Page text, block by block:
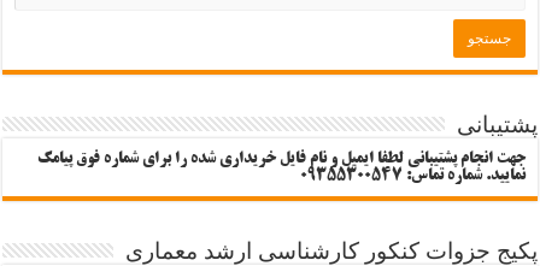
پشتیبانی
جهت انجام پشتیبانی لطفا ایمیل و نام فایل خریداری شده را برای شماره فوق پیامک
نمایید. شماره تماس: 09355300547
پکیج جزوات کنکور کارشناسی ارشد معماری